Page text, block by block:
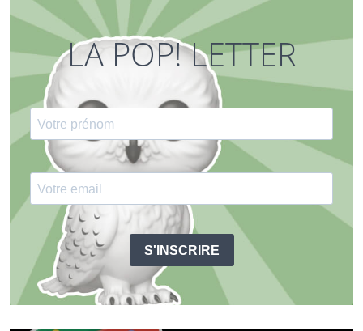
LA POP! LETTER
S'INSCRIRE